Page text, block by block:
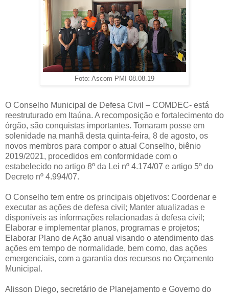
Foto: Ascom PMI 08.08.19
O Conselho Municipal de Defesa Civil – COMDEC- está
reestruturado em Itaúna. A recomposição e fortalecimento do
órgão, são conquistas importantes. Tomaram posse em
solenidade na manhã desta quinta-feira, 8 de agosto, os
novos membros para compor o atual Conselho, biênio
2019/2021, procedidos em conformidade com o
estabelecido no artigo 8º da Lei nº 4.174/07 e artigo 5º do
Decreto nº 4.994/07.
O Conselho tem entre os principais objetivos: Coordenar e
executar as ações de defesa civil; Manter atualizadas e
disponíveis as informações relacionadas à defesa civil;
Elaborar e implementar planos, programas e projetos;
Elaborar Plano de Ação anual visando o atendimento das
ações em tempo de normalidade, bem como, das ações
emergenciais, com a garantia dos recursos no Orçamento
Municipal.
Alisson Diego, secretário de Planejamento e Governo do